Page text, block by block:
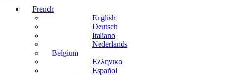
French
English
Deutsch
Italiano
Nederlands
Belgium
Ελληνικα
Español